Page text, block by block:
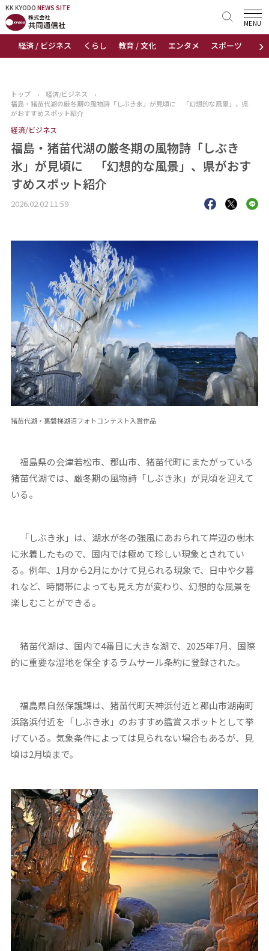
KK KYODO NEWS SITE
›
経済 / ビジネス くらし 教育 / 文化 エンタメ スポーツ 地域
MENU
KK KYODONEWS SITE
トップページ
ニュース
おすすめコンテンツ
出版物
会社概要
トップ › 経済/ビジネス
›
福島・猪苗代湖の厳冬期の風物詩「しぶき氷」が見頃に 「幻想的な風景」、県
がおすすめスポット紹介
経済/ビジネス
福島・猪苗代湖の厳冬期の風物詩「しぶき
氷」が見頃に 「幻想的な風景」、県がおす
すめスポット紹介
2026.02.02 11:59
猪苗代湖・裏磐梯湖沼フォトコンテスト入賞作品
福島県の会津若松市、郡山市、猪苗代町にまたがっている
猪苗代湖では、厳冬期の風物詩「しぶき氷」が見頃を迎えて
いる。
「しぶき氷」は、湖水が冬の強風にあおられて岸辺の樹木
に氷着したもので、国内では極めて珍しい現象とされてい
る。例年、1月から2月にかけて見られる現象で、日中や夕暮
れなど、時間帯によっても見え方が変わり、幻想的な風景を
楽しむことができる。
猪苗代湖は、国内で4番目に大きな湖で、2025年7月、国際
的に重要な湿地を保全するラムサール条約に登録された。
福島県自然保護課は、猪苗代町天神浜付近と郡山市湖南町
浜路浜付近を「しぶき氷」のおすすめ鑑賞スポットとして挙
げている。気象条件によっては見られない場合もあるが、見
頃は2月頃まで。